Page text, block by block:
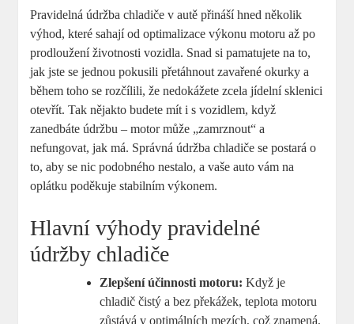
Pravidelná údržba chladiče v autě přináší hned několik
výhod, které sahají od optimalizace výkonu motoru až po
prodloužení životnosti vozidla. Snad si pamatujete na to,
jak jste se jednou pokusili přetáhnout zavařené okurky a
během toho se rozčílili, že nedokážete zcela jídelní sklenici
otevřít. Tak nějakto budete mít i s vozidlem, když
zanedbáte údržbu – motor může „zamrznout“ a
nefungovat, jak má. Správná údržba chladiče se postará o
to, aby se nic podobného nestalo, a vaše auto vám na
oplátku poděkuje stabilním výkonem.
Hlavní výhody pravidelné
údržby chladiče
Zlepšení účinnosti motoru: Když je
chladič čistý a bez překážek, teplota motoru
zůstává v optimálních mezích, což znamená,